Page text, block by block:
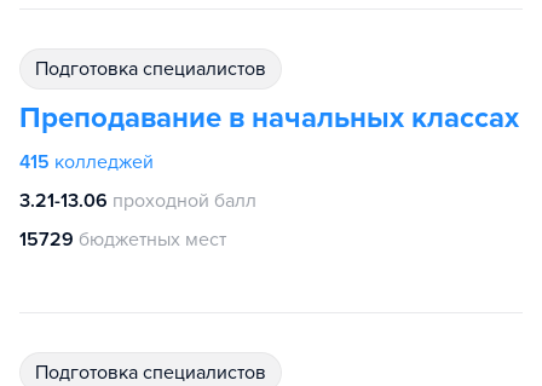
подготовка специалистов
Преподавание в начальных классах
415 колледжей
3.21-13.06 проходной балл
15729 бюджетных мест
подготовка специалистов